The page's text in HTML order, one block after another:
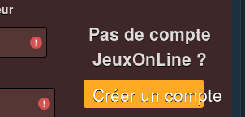
Pas de compte
JeuxOnLine ?
Créer un compte